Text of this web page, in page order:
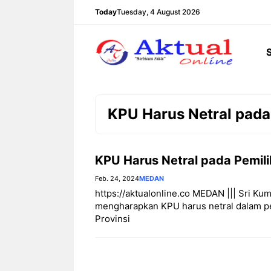
TodayTuesday, 4 August 2026
KPU Harus Netral
KPU Harus Netral pada
Feb. 24, 2024MEDAN
https://aktualonline.co MEDAN ||| Sri
mengharapkan KPU harus netral dalam
Provinsi